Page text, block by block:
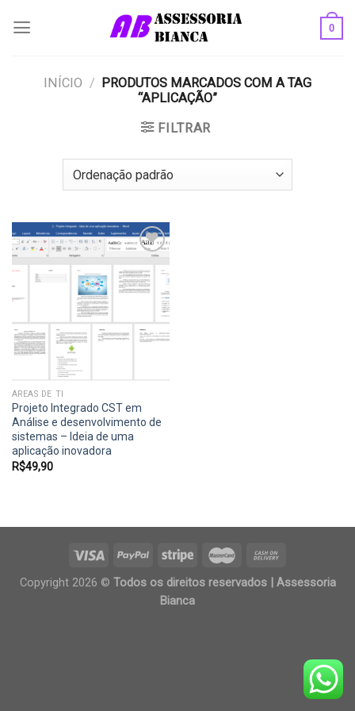
0
INÍCIO / PRODUTOS MARCADOS COM A TAG
“APLICAÇÃO”
FILTRAR
Add to
wishlist
ÁREAS DE TI
Projeto Integrado CST em
Análise e desenvolvimento de
sistemas – Ideia de uma
aplicação inovadora
R$49,90
Copyright 2026 © Todos os direitos reservados | Assessoria
Bianca